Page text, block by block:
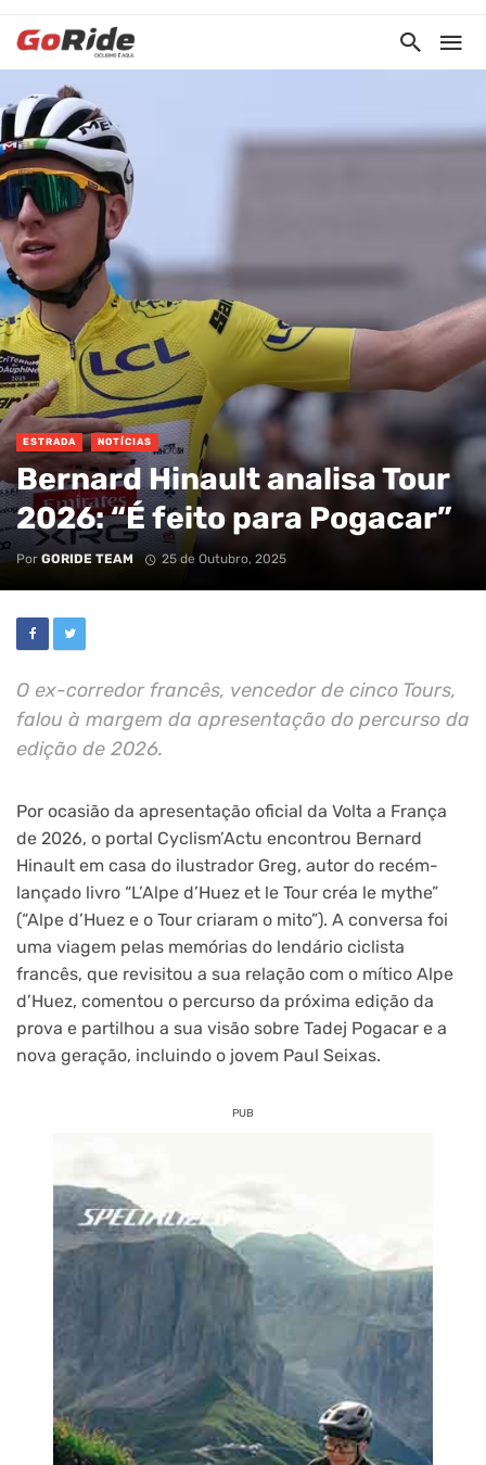
ESTRADA NOTÍCIAS
Bernard Hinault analisa Tour
2026: “É feito para Pogacar”
PorGORIDE TEAM 25 de Outubro, 2025
O ex-corredor francês, vencedor de cinco Tours,
falou à margem da apresentação do percurso da
edição de 2026.
Por ocasião da apresentação oficial da Volta a França
de 2026, o portal Cyclism’Actu encontrou Bernard
Hinault em casa do ilustrador Greg, autor do recém-
lançado livro “L’Alpe d’Huez et le Tour créa le mythe”
(“Alpe d’Huez e o Tour criaram o mito”). A conversa foi
uma viagem pelas memórias do lendário ciclista
francês, que revisitou a sua relação com o mítico Alpe
d’Huez, comentou o percurso da próxima edição da
prova e partilhou a sua visão sobre Tadej Pogacar e a
nova geração, incluindo o jovem Paul Seixas.
PUB